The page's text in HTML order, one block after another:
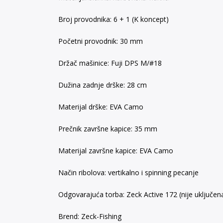
Broj provodnika: 6 + 1 (K koncept)
Početni provodnik: 30 mm
Držač mašinice: Fuji DPS M/#18
Dužina zadnje drške: 28 cm
Materijal drške: EVA Camo
Prečnik završne kapice: 35 mm
Materijal završne kapice: EVA Camo
Način ribolova: vertikalno i spinning pecanje
Odgovarajuća torba: Zeck Active 172 (nije
Brend: Zeck-Fishing